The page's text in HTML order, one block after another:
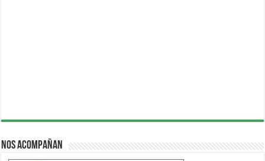
Nos acompañan